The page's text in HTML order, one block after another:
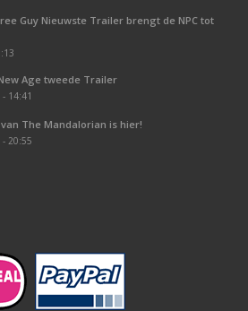
Guy Nieuwste Trailer brengt de NPC tot
Age tweede Trailer
14:41
The Mandalorian is hier!
20:55